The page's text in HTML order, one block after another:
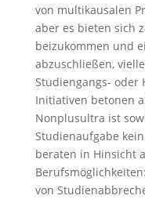
von multikausalen
aber es bieten sich
beizukommen und
abzuschließen,
Studiengangs- oder
Initiativen betonen
Nonplusultra ist
Studienaufgabe
beraten in Hinsicht
von